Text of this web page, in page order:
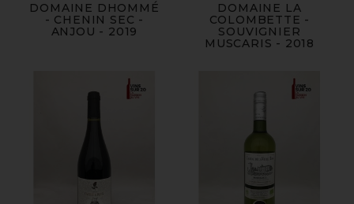
DOMAINE DHOMMÉ
- CHENIN SEC -
ANJOU - 2019
DOMAINE LA
COLOMBETTE -
SOUVIGNIER
MUSCARIS - 2018